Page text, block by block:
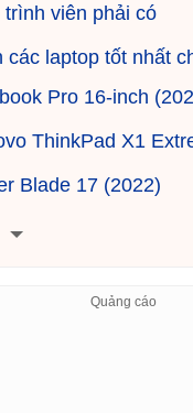
trình viên phải có
các laptop tốt nhất
Pro 16-inch
ThinkPad X1
Blade 17 (2022)